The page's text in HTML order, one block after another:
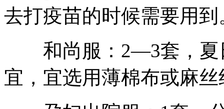
去打疫苗的时候需要用到
和尚服：2—3套，夏
宜，宜选用薄棉布或麻丝